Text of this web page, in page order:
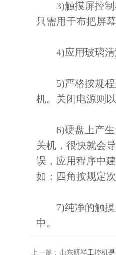
3)触摸屏控制
只需用干布把屏
4)应用玻璃清
5)严格按规程
机。关闭电源则
6)硬盘上产生
关机，很快就会
误，应用程序中
如：四角按规定
7)纯净的触摸
中。
上一篇： 山东研祥工控机